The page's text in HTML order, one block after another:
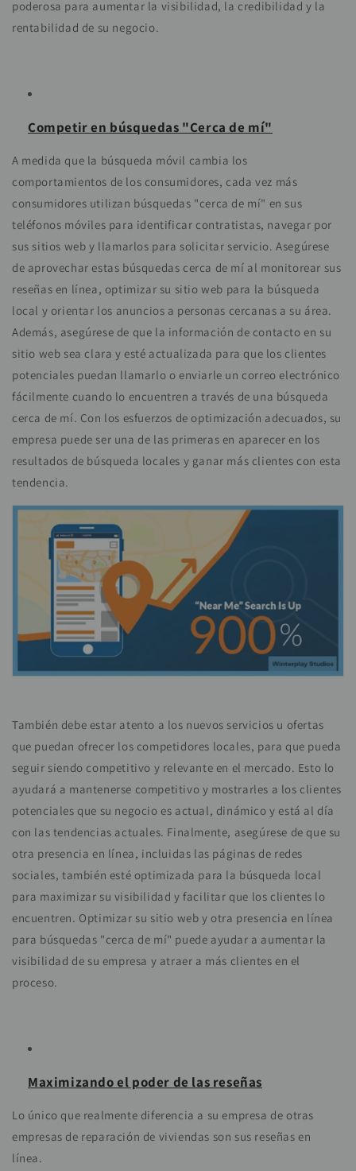
poderosa para aumentar la visibilidad, la credibilidad y la
rentabilidad de su negocio.
Competir en búsquedas "Cerca de mí"
A medida que la búsqueda móvil cambia los
comportamientos de los consumidores, cada vez más
consumidores utilizan búsquedas "cerca de mí" en sus
teléfonos móviles para identificar contratistas, navegar por
sus sitios web y llamarlos para solicitar servicio. Asegúrese
de aprovechar estas búsquedas cerca de mí al monitorear sus
reseñas en línea, optimizar su sitio web para la búsqueda
local y orientar los anuncios a personas cercanas a su área.
Además, asegúrese de que la información de contacto en su
sitio web sea clara y esté actualizada para que los clientes
potenciales puedan llamarlo o enviarle un correo electrónico
fácilmente cuando lo encuentren a través de una búsqueda
cerca de mí. Con los esfuerzos de optimización adecuados, su
empresa puede ser una de las primeras en aparecer en los
resultados de búsqueda locales y ganar más clientes con esta
tendencia.
También debe estar atento a los nuevos servicios u ofertas
que puedan ofrecer los competidores locales, para que pueda
seguir siendo competitivo y relevante en el mercado. Esto lo
ayudará a mantenerse competitivo y mostrarles a los clientes
potenciales que su negocio es actual, dinámico y está al día
con las tendencias actuales. Finalmente, asegúrese de que su
otra presencia en línea, incluidas las páginas de redes
sociales, también esté optimizada para la búsqueda local
para maximizar su visibilidad y facilitar que los clientes lo
encuentren. Optimizar su sitio web y otra presencia en línea
para búsquedas "cerca de mí" puede ayudar a aumentar la
visibilidad de su empresa y atraer a más clientes en el
proceso.
Maximizando el poder de las reseñas
Lo único que realmente diferencia a su empresa de otras
empresas de reparación de viviendas son sus reseñas en
línea.